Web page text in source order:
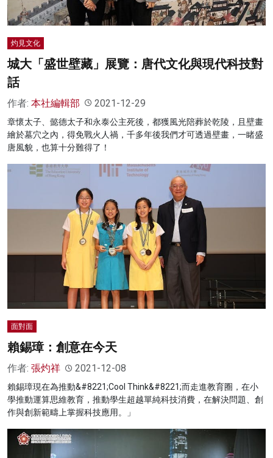
灼見文化
城大「盛世壁藏」展覽：唐代文化與現代科技對
話
作者: 本社編輯部 2021-12-29
章懷太子、懿德太子和永泰公主死後，都獲風光陪葬於乾陵，且壁畫
繪於墓穴之內，得免戰火人禍，千多年後我們才可透過壁畫，一睹盛
唐風貌，也算十分難得了！
面對面
賴錫璋：創意在今天
作者: 張灼祥 2021-12-08
賴錫璋現在為推動&#8221;Cool Think&#8221;而走進教育圈，在小
學推動運算思維教育，推動學生超越單純科技消費，在解決問題、創
作與創新範疇上掌握科技應用。」